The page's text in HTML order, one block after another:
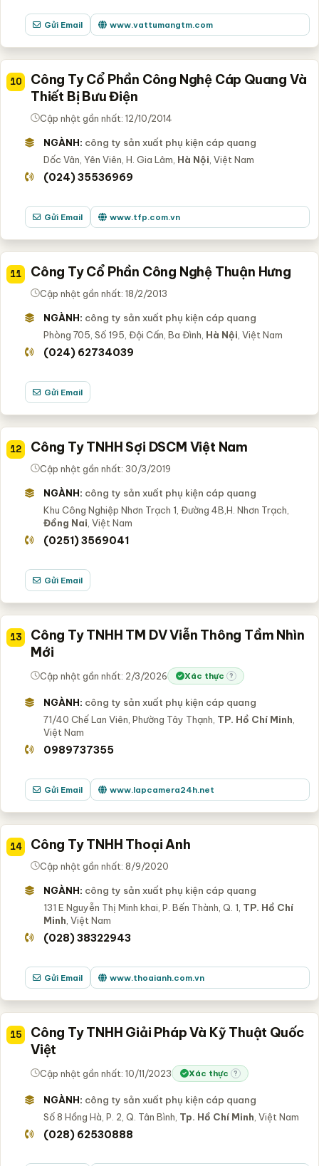
Gửi Email www.vattumangtm.com
10
Công Ty Cổ Phần Công Nghệ Cáp Quang Và
Thiết Bị Bưu Điện
Cập nhật gần nhất: 12/10/2014
NGÀNH: công ty sản xuất phụ kiện cáp quang
Dốc Vân, Yên Viên, H. Gia Lâm, Hà Nội , Việt Nam
(024) 35536969
Gửi Email www.tfp.com.vn
11 Công Ty Cổ Phần Công Nghệ Thuận Hưng
Cập nhật gần nhất: 18/2/2013
NGÀNH: công ty sản xuất phụ kiện cáp quang
Phòng 705, Số 195, Đội Cấn, Ba Đình, Hà Nội , Việt Nam
(024) 62734039
Gửi Email
12 Công Ty TNHH Sợi DSCM Việt Nam
Cập nhật gần nhất: 30/3/2019
NGÀNH: công ty sản xuất phụ kiện cáp quang
Khu Công Nghiệp Nhơn Trạch 1, Đường 4B,H. Nhơn Trạch,
Đồng Nai , Việt Nam
(0251) 3569041
Gửi Email
13
Công Ty TNHH TM DV Viễn Thông Tầm Nhìn
Mới
Cập nhật gần nhất: 2/3/2026 Xác thực ?
NGÀNH: công ty sản xuất phụ kiện cáp quang
71/40 Chế Lan Viên, Phường Tây Thạnh, TP. Hồ Chí Minh
Việt Nam
0989737355
Gửi Email www.lapcamera24h.net
14 Công Ty TNHH Thoại Anh
Cập nhật gần nhất: 8/9/2020
NGÀNH: công ty sản xuất phụ kiện cáp quang
131 E Nguyễn Thị Minh khai, P. Bến Thành, Q. 1, TP. Hồ Chí
Minh , Việt Nam
(028) 38322943
Gửi Email www.thoaianh.com.vn
15
Công Ty TNHH Giải Pháp Và Kỹ Thuật Quốc
Việt
Cập nhật gần nhất: 10/11/2023 Xác thực ?
NGÀNH: công ty sản xuất phụ kiện cáp quang
Số 8 Hồng Hà, P. 2, Q. Tân Bình, Tp. Hồ Chí Minh , Việt Nam
(028) 62530888